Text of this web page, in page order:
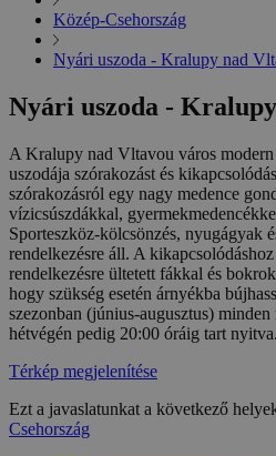
Közép-Csehország
Nyári uszoda - Kralupy nad
Nyári uszoda -
A Kralupy nad Vltavou város
uszodája szórakozást és
szórakozásról egy nagy medence
vízicsúszdákkal,
Sporteszköz-kölcsönzés, nyugágyak
rendelkezésre áll. A
rendelkezésre ültetett fákkal és
hogy szükség esetén árnyékba
szezonban (június-augusztus)
hétvégén pedig 20:00 óráig tart nyitva.
Térkép megjelenítése
Ezt a javaslatunkat a következő
Csehország